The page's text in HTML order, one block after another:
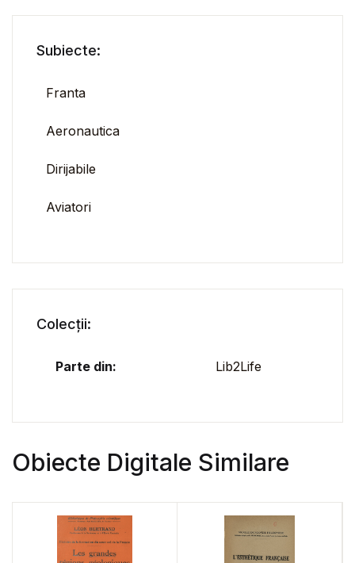
Subiecte:
Franta
Aeronautica
Dirijabile
Aviatori
Colecții:
Parte din: Lib2Life
Obiecte Digitale Similare